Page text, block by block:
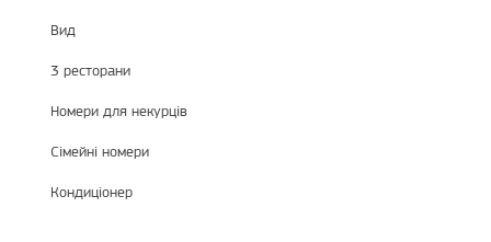
Вид
3 ресторани
Номери для некурців
Сімейні номери
Кондиціонер